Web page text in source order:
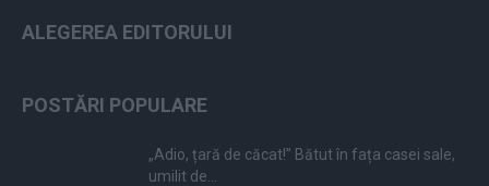
ALEGEREA EDITORULUI
POSTĂRI POPULARE
„Adio, țară de căcat!” Bătut în fața casei sale,
umilit de...